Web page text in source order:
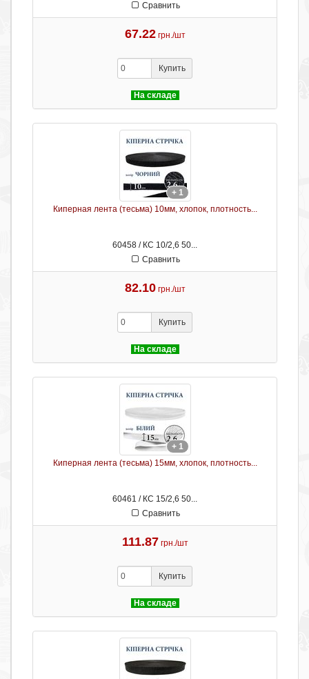
Сравнить
67.22 грн./шт
Купить
На складе
+ 1
Киперная лента (тесьма) 10мм, хлопок, плотность...
60458 / КС 10/2,6 50...
Сравнить
82.10 грн./шт
Купить
На складе
+ 1
Киперная лента (тесьма) 15мм, хлопок, плотность...
60461 / КС 15/2,6 50...
Сравнить
111.87 грн./шт
Купить
На складе